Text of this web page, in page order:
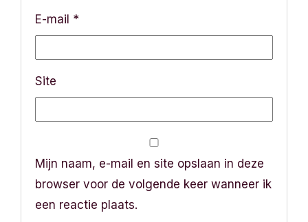
E-mail *
Site
Mijn naam, e-mail en site opslaan in deze
browser voor de volgende keer wanneer ik
een reactie plaats.